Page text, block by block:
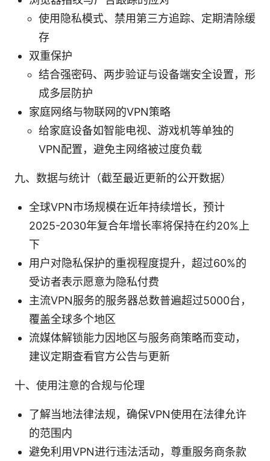
使用隐私模式、禁用第三方追踪、定期清除缓
存
双重保护
结合强密码、两步验证与设备端安全设置，形
成多层防护
家庭网络与物联网的VPN策略
给家庭设备如智能电视、游戏机等单独的
VPN配置，避免主网络被过度负载
九、数据与统计（截至最近更新的公开数据）
全球VPN市场规模在近年持续增长，预计
2025-2030年复合年增长率将保持在约20%上
下
用户对隐私保护的重视程度提升，超过60%的
受访者表示愿意为隐私付费
主流VPN服务的服务器总数普遍超过5000台，
覆盖全球多个地区
流媒体解锁能力因地区与服务商策略而变动，
建议定期查看官方公告与更新
十、使用注意的合规与伦理
了解当地法律法规，确保VPN使用在法律允许
的范围内
避免利用VPN进行违法活动，尊重服务商条款